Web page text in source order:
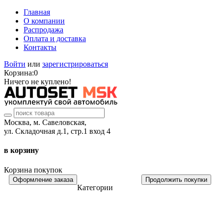
Главная
О компании
Распродажа
Оплата и доставка
Контакты
Войти или зарегистрироваться
Корзина:0
Ничего не куплено!
Москва, м. Савеловская,
ул. Складочная д.1, стр.1 вход 4
в корзину
Корзина покупок
Оформление заказа Продолжить покупки
Категории